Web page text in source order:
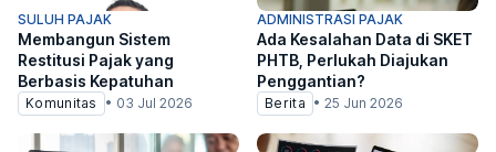
SULUH PAJAK
Membangun Sistem
Restitusi Pajak yang
Berbasis Kepatuhan
Komunitas • 03 Jul 2026
ADMINISTRASI PAJAK
Ada Kesalahan Data di SKET
PHTB, Perlukah Diajukan
Penggantian?
Berita • 25 Jun 2026